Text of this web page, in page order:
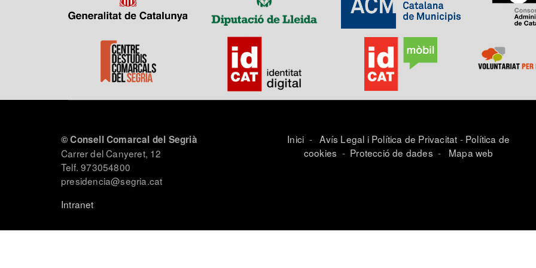
© Consell Comarcal del Segrià
Carrer del Canyeret, 12
Telf. 973054800
presidencia@segria.cat
Intranet
Inici -Avís Legal i Política de Privacitat - Política de
cookies - Protecció de dades - Mapa web